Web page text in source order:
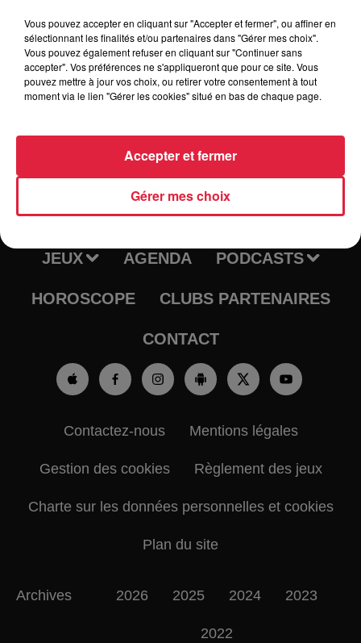
RADIO INFOS
TRAQUEURS D'EMPLOI CASTING
JEUX AGENDA PODCASTS
HOROSCOPE CLUBS PARTENAIRES
CONTACT
Contactez-nous Mentions légales
Gestion des cookies Règlement des jeux
Charte sur les données personnelles et cookies
Plan du site
Archives 2026 2025 2024 2023
2022
Vous pouvez accepter en cliquant sur "Accepter et fermer", ou affiner en
sélectionnant les finalités et/ou partenaires dans "Gérer mes choix".
Vous pouvez également refuser en cliquant sur "Continuer sans
accepter". Vos préférences ne s'appliqueront que pour ce site. Vous
pouvez mettre à jour vos choix, ou retirer votre consentement à tout
moment via le lien "Gérer les cookies" situé en bas de chaque page.
Gérer mes choix
Accepter et fermer